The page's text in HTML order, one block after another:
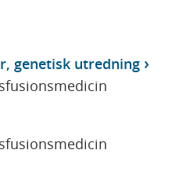
genetisk utredning